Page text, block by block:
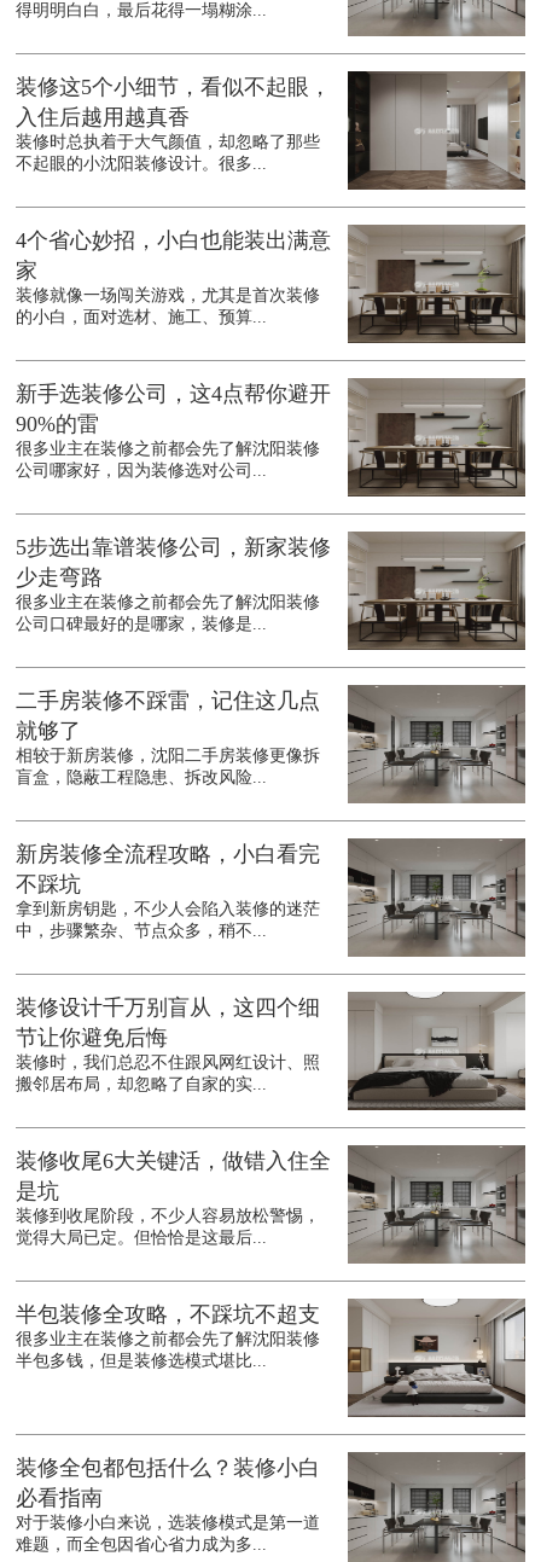
得明明白白，最后花得一塌糊涂...
装修这5个小细节，看似不起眼，
入住后越用越真香
装修时总执着于大气颜值，却忽略了那些
不起眼的小沈阳装修设计。很多...
4个省心妙招，小白也能装出满意
家
装修就像一场闯关游戏，尤其是首次装修
的小白，面对选材、施工、预算...
新手选装修公司，这4点帮你避开
90%的雷
很多业主在装修之前都会先了解沈阳装修
公司哪家好，因为装修选对公司...
5步选出靠谱装修公司，新家装修
少走弯路
很多业主在装修之前都会先了解沈阳装修
公司口碑最好的是哪家，装修是...
二手房装修不踩雷，记住这几点
就够了
相较于新房装修，沈阳二手房装修更像拆
盲盒，隐蔽工程隐患、拆改风险...
新房装修全流程攻略，小白看完
不踩坑
拿到新房钥匙，不少人会陷入装修的迷茫
中，步骤繁杂、节点众多，稍不...
装修设计千万别盲从，这四个细
节让你避免后悔
装修时，我们总忍不住跟风网红设计、照
搬邻居布局，却忽略了自家的实...
装修收尾6大关键活，做错入住全
是坑
装修到收尾阶段，不少人容易放松警惕，
觉得大局已定。但恰恰是这最后...
半包装修全攻略，不踩坑不超支
很多业主在装修之前都会先了解沈阳装修
半包多钱，但是装修选模式堪比...
装修全包都包括什么？装修小白
必看指南
对于装修小白来说，选装修模式是第一道
难题，而全包因省心省力成为多...